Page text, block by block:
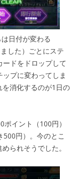
日付が変わる
した）ごとにステ
ドをドロップして
プに変わってしま
消化するのが1日の
イント（100円）
500円）。今のとこ
られそうでした。